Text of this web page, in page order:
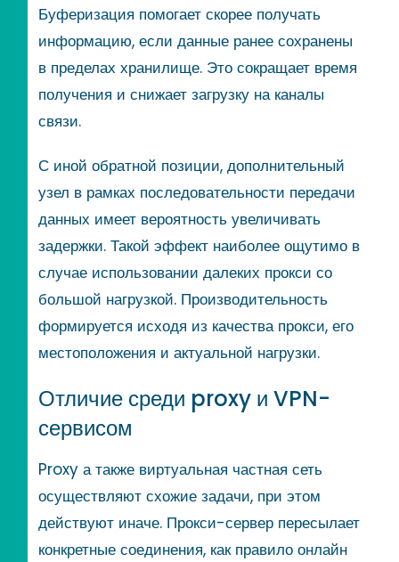
Буферизация помогает скорее получать
информацию, если данные ранее сохранены
в пределах хранилище. Это сокращает время
получения и снижает загрузку на каналы
связи.
С иной обратной позиции, дополнительный
узел в рамках последовательности передачи
данных имеет вероятность увеличивать
задержки. Такой эффект наиболее ощутимо в
случае использовании далеких прокси со
большой нагрузкой. Производительность
формируется исходя из качества прокси, его
местоположения и актуальной нагрузки.
Отличие среди proxy и VPN-
сервисом
Proxy а также виртуальная частная сеть
осуществляют схожие задачи, при этом
действуют иначе. Прокси-сервер пересылает
конкретные соединения, как правило онлайн